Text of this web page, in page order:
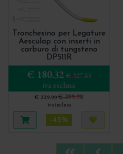
Tronchesino per Legature
Aesculap con inserti in
carburo di tungsteno
DP511R
€ 180.32 € 327.85
iva esclusa
€ 219.99€ 399.98
iva inclusa
Aggiungi al carrello
-45%